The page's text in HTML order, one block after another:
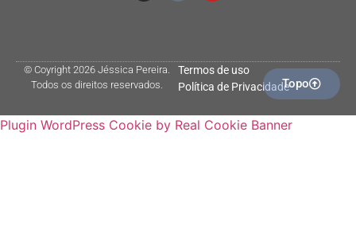
© Coyright 2026 Jéssica Pereira.
Todos os direitos reservados.
Termos de uso
Política de PrivacidadeTopo
Plugin WordPress Cookie by Real Cookie Banner